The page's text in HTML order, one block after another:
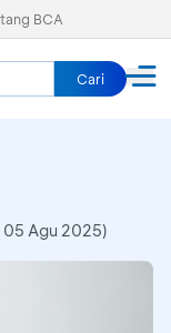
BCA
Cari
Agu 2025)